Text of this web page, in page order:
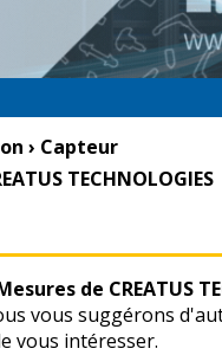
› Capteur
TECHNOLOGIES
de CREATUS
vous suggérons
vous intéresser.